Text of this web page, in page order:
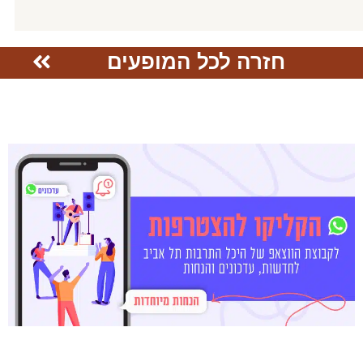
חזרה לכל המופעים